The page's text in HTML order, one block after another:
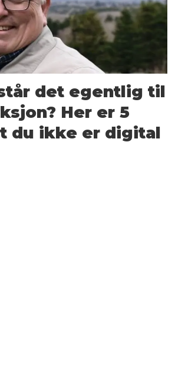
det egentlig til
Her er 5
du ikke er digital